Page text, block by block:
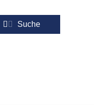
Suche